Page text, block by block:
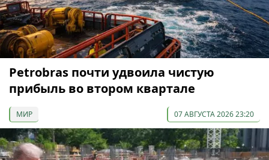
Petrobras почти удвоила чистую
прибыль во втором квартале
МИР 07 АВГУСТА 2026 23:20